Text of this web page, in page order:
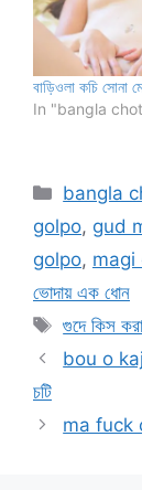
বাড়িওলা কচি সোনা
In "bangla
bangla
golpo, gud
golpo, magi
ভোদায় এক ধোন
Tags
গুদে কিস
bou o
চটি
ma fuck